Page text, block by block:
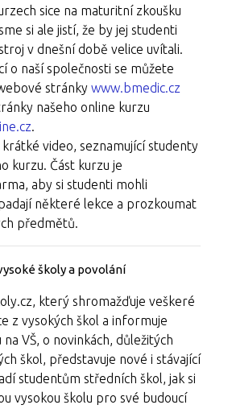
sice na maturitní zkoušku
si ale jistí, že by jej studenti
v dnešní době velice uvítali.
o naší společnosti se můžete
stránky www.bmedic.cz
našeho online kurzu
.
video, seznamující studenty
kurzu. Část kurzu je
aby si studenti mohli
některé lekce a prozkoumat
předmětů.
školy a povolání
který shromažďuje veškeré
z vysokých škol a informuje
na VŠ, o novinkách, důležitých
škol, představuje nové i stávající
studentům středních škol, jak si
vysokou školu pro své budoucí